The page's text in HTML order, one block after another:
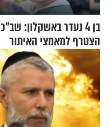
בן 4 נעדר באשקלון: שב"כ
הצטרף למאמצי האיתור